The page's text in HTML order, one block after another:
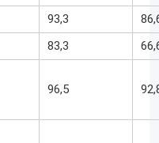
93,3
83,3
96,5